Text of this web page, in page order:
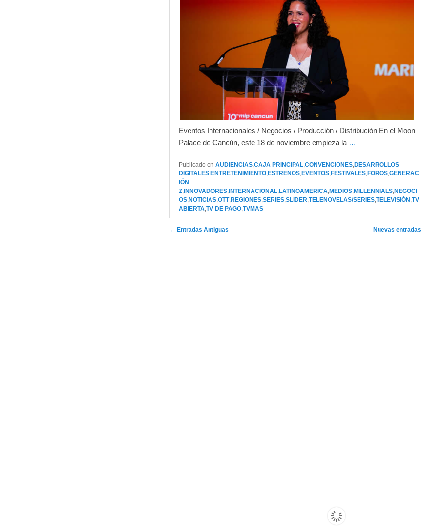
Eventos Internacionales / Negocios / Producción / Distribución En el Moon
Palace de Cancún, este 18 de noviembre empieza la …
Publicado en AUDIENCIAS,CAJA PRINCIPAL,CONVENCIONES,DESARROLLOS
DIGITALES,ENTRETENIMIENTO,ESTRENOS,EVENTOS,FESTIVALES,FOROS,GENERAC
IÓN
Z, INNOVADORES, INTERNACIONAL,LATINOAMERICA,MEDIOS,MILLENNIALS,NEGOCI
OS,NOTICIAS,OTT,REGIONES,SERIES,SLIDER,TELENOVELAS/SERIES,TELEVISIÓN ,TV
ABIERTA,TV DE PAGO,TVMAS
Navegador de artículos
← Entradas Antiguas Nuevas entradas